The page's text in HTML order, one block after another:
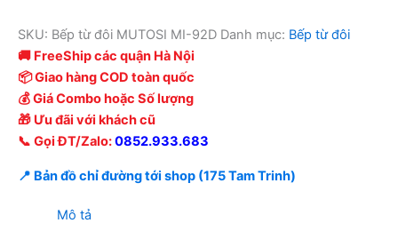
SKU: Bếp từ đôi MUTOSI MI-92D Danh mục: Bếp từ đôi
🚚 FreeShip các quận Hà Nội
📦 Giao hàng COD toàn quốc
💰 Giá Combo hoặc Số lượng
🎁 Ưu đãi với khách cũ
📞 Gọi ĐT/Zalo:0852.933.683
📍 Bản đồ chỉ đường tới shop (175 Tam Trinh)
Mô tả